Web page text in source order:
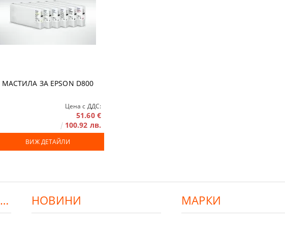
Аксесоари
DTF ФИЛМ
МАСТИЛА ЗА EPSON D800
Цена с ДДС:
51.60 €
100.92 лв.
ВИЖ ДЕТАЙЛИ
НАЙ-ПРОДАВАНИ ЗА ДЕНЯ: НОВИНИ МАРКИ